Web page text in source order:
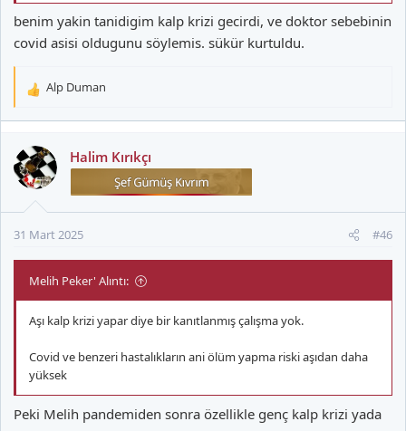
benim yakin tanidigim kalp krizi gecirdi, ve doktor sebebinin
covid asisi oldugunu söylemis. sükür kurtuldu.
T
k
i
l
Alp Duman
Halim Kırıkçı
31 Mart 2025 #46
Melih Peker' Alıntı:
Aşı kalp krizi yapar diye bir kanıtlanmış çalışma yok.
Covid ve benzeri hastalıkların ani ölüm yapma riski aşıdan daha
yüksek
Peki Melih pandemiden sonra özellikle genç kalp krizi yada